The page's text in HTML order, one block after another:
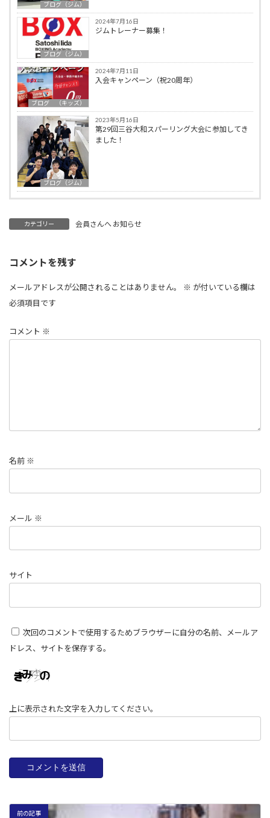
ブログ（ジム）
ブログ（ジム）
2024年7月16日
ジムトレーナー募集！
ブログ （キッズ）
2024年7月11日
入会キャンペーン（祝20周年）
ブログ（ジム）
2023年5月16日
第29回三谷大和スパーリング大会に参加してき
ました！
カテゴリー 会員さんへ お知らせ
コメントを残す
メールアドレスが公開されることはありません。 ※ が付いている欄は
必須項目です
コメント ※
名前 ※
メール ※
サイト
次回のコメントで使用するためブラウザーに自分の名前、メールア
ドレス、サイトを保存する。
上に表示された文字を入力してください。
前の記事